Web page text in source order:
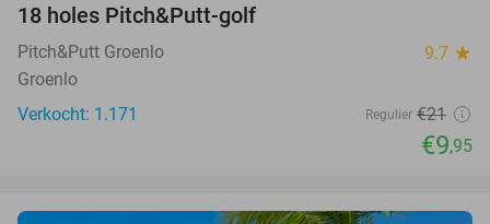
18 holes Pitch&Putt-golf
Pitch&Putt Groenlo 9.7 star
Groenlo
Verkocht: 1.171
Regulier €21
€9,95